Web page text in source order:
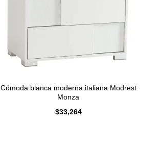
Cómoda blanca moderna italiana Modrest
Monza
$33,264